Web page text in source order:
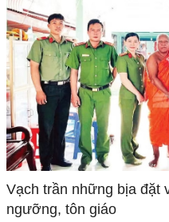
Vạch trần những bịa đặt
ngưỡng, tôn giáo